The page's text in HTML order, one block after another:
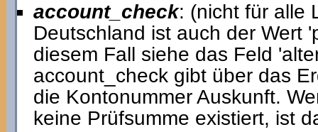
account_check: (nicht für alle
Deutschland ist auch der Wert
diesem Fall siehe das Feld
account_check gibt über das
die Kontonummer Auskunft.
keine Prüfsumme existiert, ist